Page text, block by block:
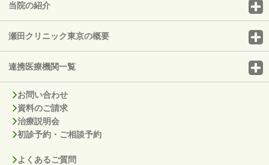
当院の紹介
瀬田クリニック東京の概要
連携医療機関一覧
お問い合わせ
資料のご請求
治療説明会
初診予約・ご相談予約
よくあるご質問